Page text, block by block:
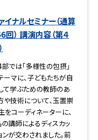
イナルセミナー（通算
回） 講演内容（第４
では「多様性の包摂」
ーマに、子どもたちが自
て学ぶための教師のあ
や技術について、玉置崇
をコーディネーターに、
講師によるディスカッ
ンが交わされました。前